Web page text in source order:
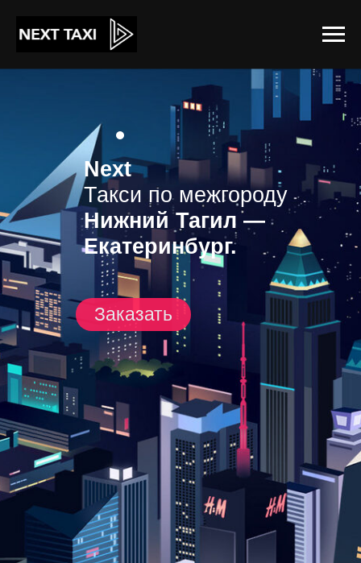
Заказать
Next
Такси по межгороду
Нижний Тагил —
Екатеринбург.